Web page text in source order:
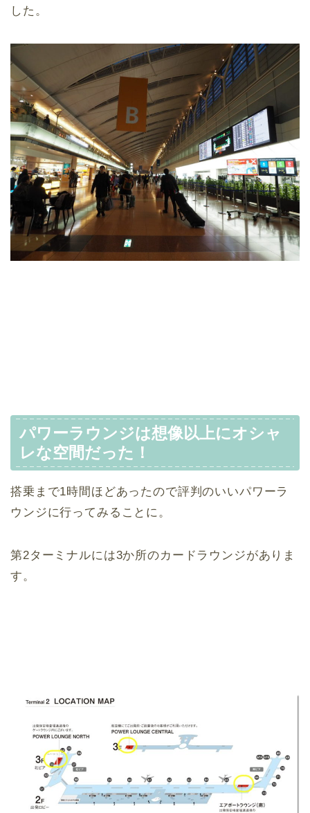
した。
パワーラウンジは想像以上にオシャ
レな空間だった！
搭乗まで1時間ほどあったので評判のいいパワーラ
ウンジに行ってみることに。
第2ターミナルには3か所のカードラウンジがありま
す。